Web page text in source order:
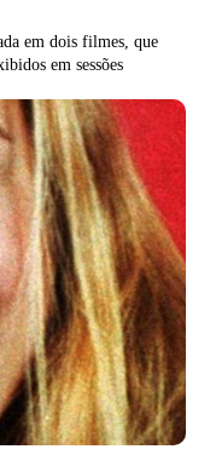
em dois filmes, que
em sessões